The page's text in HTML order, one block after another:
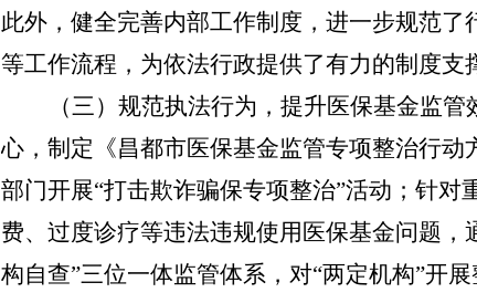
此外，健全完善内部工作制度，进一步规范了
等工作流程，为依法行政提供了有力的制度支
（三）规范执法行为，提升医保基金监管
心，制定《昌都市医保基金监管专项整治行动
部门开展“打击欺诈骗保专项整治”活动；针对
费、过度诊疗等违法违规使用医保基金问题，
构自查”三位一体监管体系，对“两定机构”开